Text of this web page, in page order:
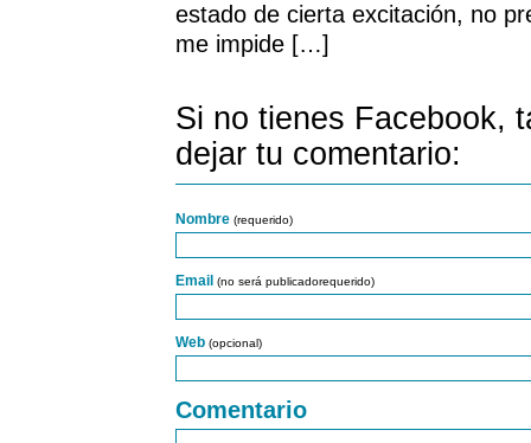
estado de cierta excitación, no
me impide […]
Si no tienes Facebook,
dejar tu comentario:
Nombre (requerido)
Email (no será publicadorequerido)
Web (opcional)
Comentario